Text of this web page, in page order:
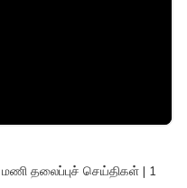
மணி தலைப்புச் செய்திகள் | 1